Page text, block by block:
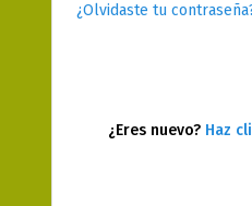
¿Olvidaste tu
¿Eres nuevo? Haz